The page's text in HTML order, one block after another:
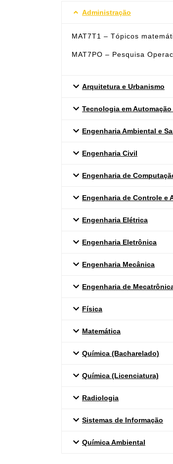
Administração
MAT7T1 – Tópicos
MAT7PO – Pesquisa
Arquitetura e Urbanismo
Tecnologia em
Engenharia Ambiental e
Engenharia Civil
Engenharia de
Engenharia de Controle e
Engenharia Elétrica
Engenharia Eletrônica
Engenharia Mecânica
Engenharia de
Física
Matemática
Química (Bacharelado)
Química (Licenciatura)
Radiologia
Sistemas de Informação
Química Ambiental